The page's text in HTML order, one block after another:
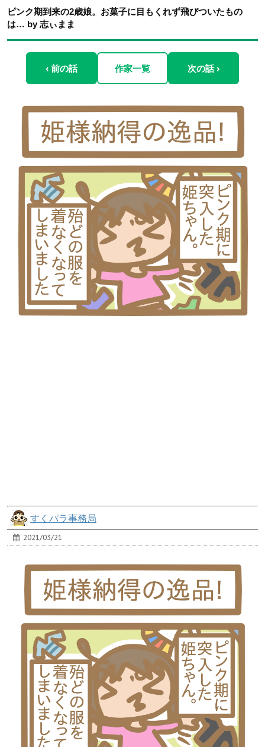
ピンク期到来の2歳娘。お菓子に目もくれず飛びついたもの
は… by 志ぃまま
‹ 前の話 作家一覧 次の話 ›
すくパラ事務局
2021/03/21